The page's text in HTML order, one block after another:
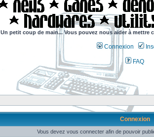
Un petit coup de main... Vous pouvez nous aider à mettre
Connexion
FAQ
Connexion
Vous devez vous connecter afin de pouvoir